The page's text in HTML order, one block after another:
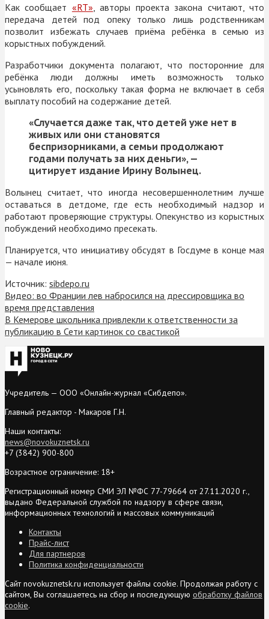
Как сообщает «RT» , авторы проекта закона считают, что
передача детей под опеку только лишь родственникам
позволит избежать случаев приёма ребёнка в семью из
корыстных побуждений.
Разработчики документа полагают, что посторонние для
ребёнка люди должны иметь возможность только
усыновлять его, поскольку такая форма не включает в себя
выплату пособий на содержание детей.
«Случается даже так, что детей уже нет в
живых или они становятся
беспризорниками, а семьи продолжают
годами получать за них деньги», —
цитирует издание Ирину Волынец.
Волынец считает, что иногда несовершеннолетним лучше
оставаться в детдоме, где есть необходимый надзор и
работают проверяющие структуры. Опекунство из корыстных
побуждений необходимо пресекать.
Планируется, что инициативу обсудят в Госдуме в конце мая
— начале июня.
Источник: sibdepo.ru
Видео: во Франции лев набросился на дрессировщика во
время представления
В Кемерове школьника привлекли к ответственности за
публикацию в Сети картинок со свастикой
Учредитель — ООО «Онлайн-журнал «Сибдепо».
Главный редактор - Макаров Г.Н.
Наши контакты:
news@novokuznetsk.ru
+7 (3842) 900-800
Возрастное ограничение: 18+
Регистрационный номер СМИ ЭЛ №ФС 77-79664 от 27.11.2020 г.,
выдано Федеральной службой по надзору в сфере связи,
информационных технологий и массовых коммуникаций
Контакты
Прайс-лист
Для партнеров
Политика конфиденциальности
Сайт novokuznetsk.ru использует файлы cookie. Продолжая работу с
сайтом, Вы соглашаетесь на сбор и последующую обработку файлов
cookie.